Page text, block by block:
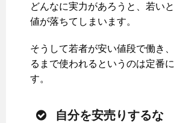
どんなに実力があろうと、若い
値が落ちてしまいます。
そうして若者が安い値段で働き
るまで使われるというのは定番
す。
自分を安売りするな